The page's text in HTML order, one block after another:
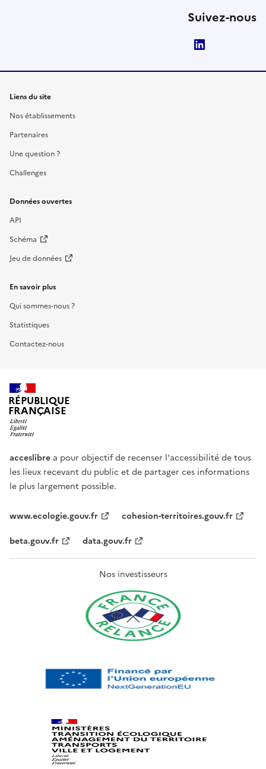
Suivez-nous
Liens du site
Nos établissements
Partenaires
Une question ?
Challenges
Données ouvertes
API
Schéma
Jeu de données
En savoir plus
Qui sommes-nous ?
Statistiques
Contactez-nous
RÉPUBLIQUE
FRANÇAISE
acceslibre a pour objectif de recenser l'accessibilité de tous
les lieux recevant du public et de partager ces informations
le plus largement possible.
www.ecologie.gouv.fr
cohesion-territoires.gouv.fr
beta.gouv.fr
data.gouv.fr
Nos investisseurs